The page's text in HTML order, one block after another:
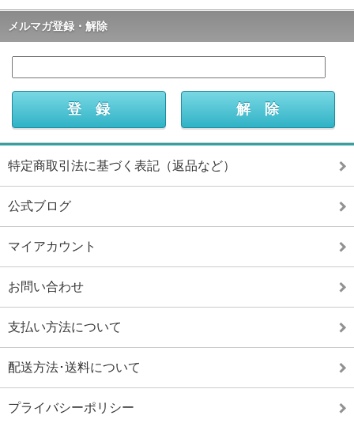
メルマガ登録・解除
特定商取引法に基づく表記（返品など）
公式ブログ
マイアカウント
お問い合わせ
支払い方法について
配送方法･送料について
プライバシーポリシー